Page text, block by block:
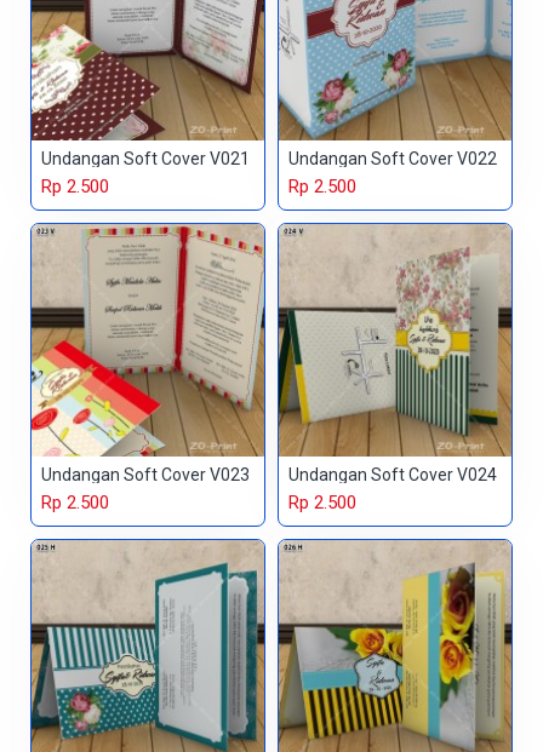
Undangan Soft Cover V021
Rp 2.500
Undangan Soft Cover V022
Rp 2.500
Undangan Soft Cover V023
Rp 2.500
Undangan Soft Cover V024
Rp 2.500